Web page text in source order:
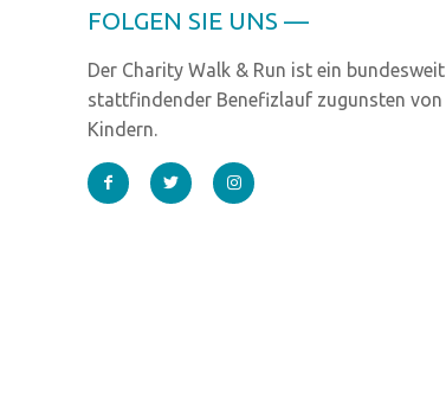
FOLGEN SIE UNS —
Der Charity Walk & Run ist ein bundesweit
stattfindender Benefizlauf zugunsten von
Kindern.